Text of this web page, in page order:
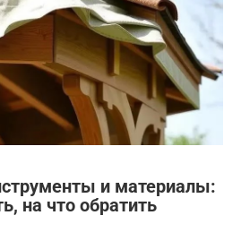
и материалы:
на что обратить